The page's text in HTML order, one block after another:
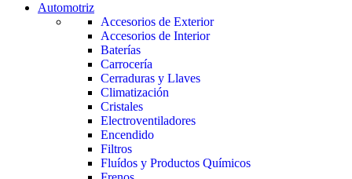
Automotriz
Accesorios de Exterior
Accesorios de Interior
Baterías
Carrocería
Cerraduras y Llaves
Climatización
Cristales
Electroventiladores
Encendido
Filtros
Fluídos y Productos Químicos